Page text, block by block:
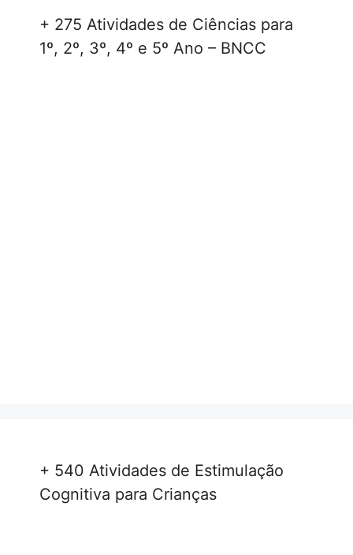
+ 275 Atividades de Ciências para
1º, 2º, 3º, 4º e 5º Ano – BNCC
+ 540 Atividades de Estimulação
Cognitiva para Crianças